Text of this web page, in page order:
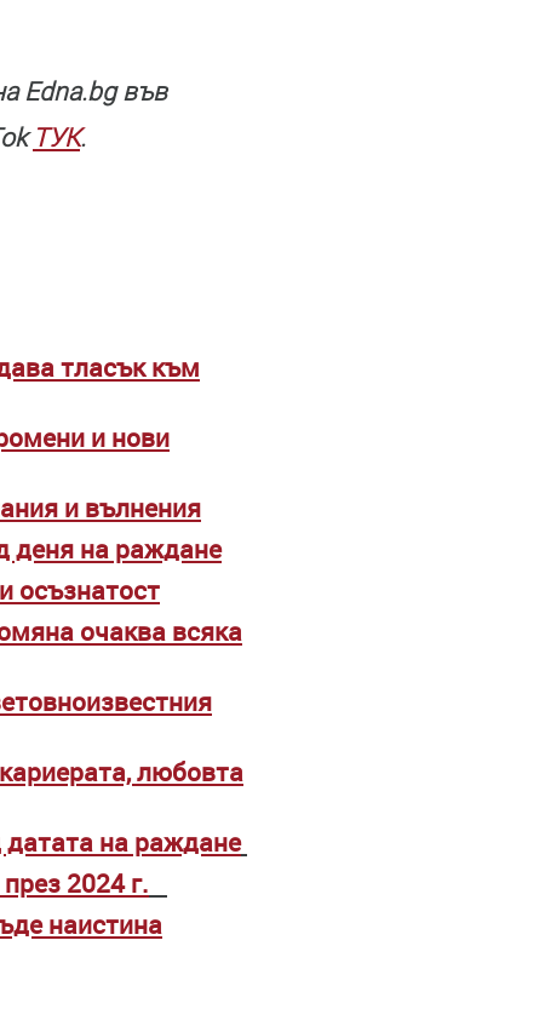
Edna.bg във
ТУК.
тласък към
и нови
и вълнения
деня на раждане
осъзнатост
очаква всяка
любовта
датата на раждане
2024 г.
наистина